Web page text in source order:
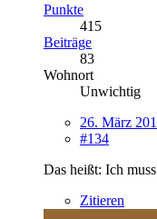
Punkte
415
Beiträge
83
Wohnort
Unwichtig
26. März
#134
Das heißt: Ich
Zitieren